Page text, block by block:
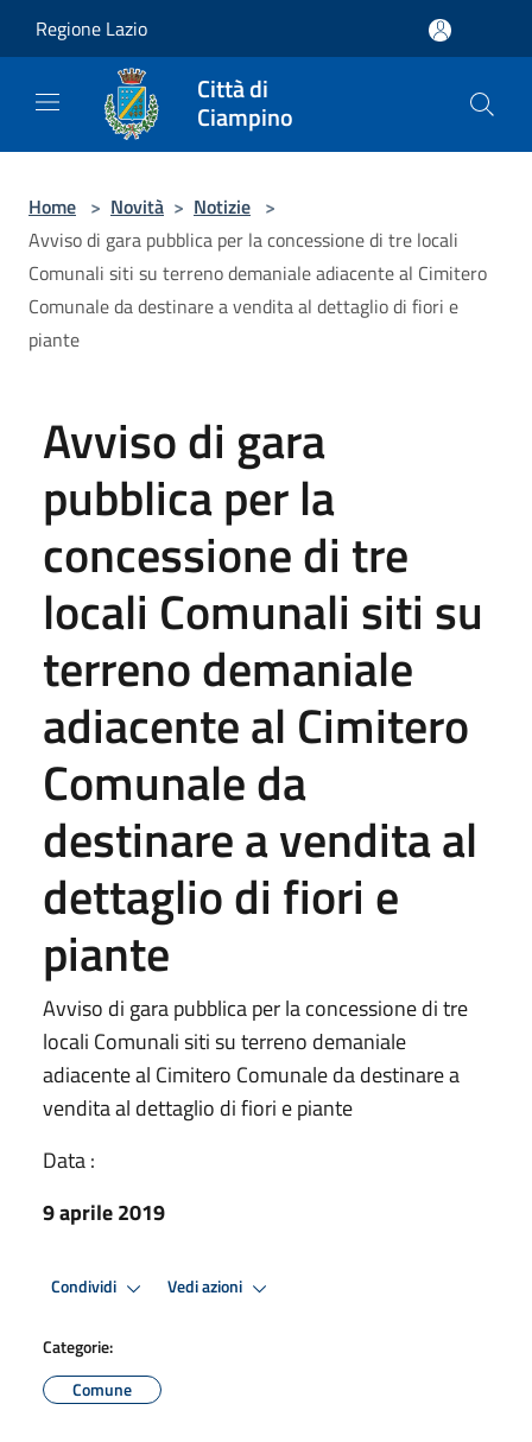
Regione Lazio
Città di
Ciampino
Home > Novità > Notizie >
Avviso di gara pubblica per la concessione di tre locali
Comunali siti su terreno demaniale adiacente al Cimitero
Comunale da destinare a vendita al dettaglio di fiori e
piante
Avviso di gara
pubblica per la
concessione di tre
locali Comunali siti su
terreno demaniale
adiacente al Cimitero
Comunale da
destinare a vendita al
dettaglio di fiori e
piante
Avviso di gara pubblica per la concessione di tre
locali Comunali siti su terreno demaniale
adiacente al Cimitero Comunale da destinare a
vendita al dettaglio di fiori e piante
Data :
9 aprile 2019
Condividi Vedi azioni
Categorie:
Comune